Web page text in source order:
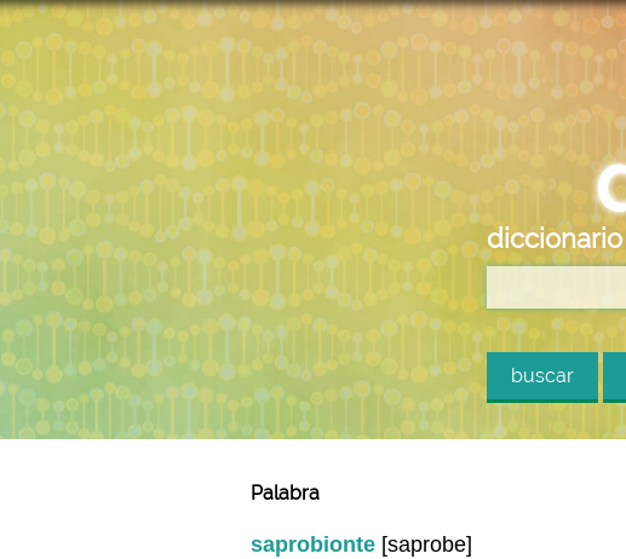
diccionario
buscar
Palabra
saprobionte [saprobe]